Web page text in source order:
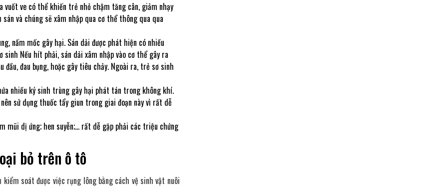
ve có thể khiến trẻ nhỏ chậm tăng cân, giảm nhạy
và chúng sẽ xâm nhập qua cơ thể thông qua qua
nấm mốc gây hại. Sán dải được phát hiện có nhiều
Nếu hít phải, sán dải xâm nhập vào cơ thể gây ra
đau bụng, hoặc gây tiêu chảy. Ngoài ra, trẻ sơ sinh
nhiều ký sinh trùng gây hại phát tán trong không khí.
sử dụng thuốc tẩy giun trong giai đoạn này vì rất dễ
mũi dị ứng; hen suyễn;… rất dễ gặp phải các triệu chứng
bỏ trên ô tô
soát được việc rụng lông bằng cách vệ sinh vật nuôi